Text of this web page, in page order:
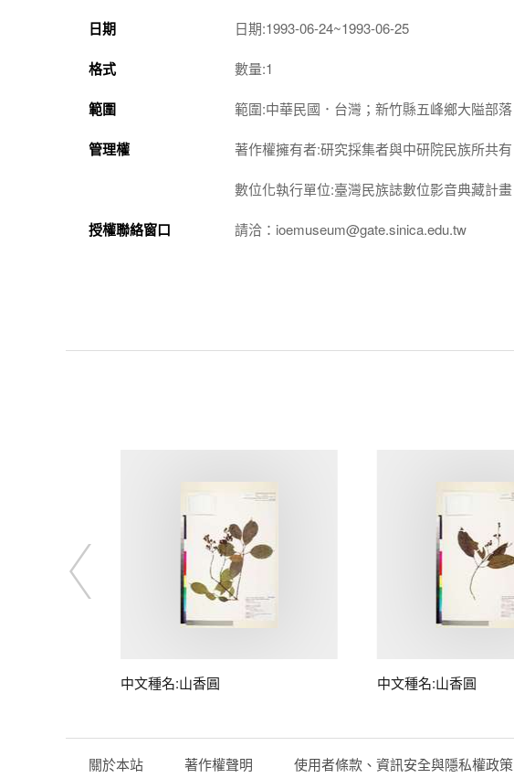
日期 日期:1993-06-24~1993-06-25
格式 數量:1
範圍 範圍:中華民國．台灣；新竹縣五峰鄉大隘部落
管理權 著作權擁有者:研究採集者與中研院民族所共有
數位化執行單位:臺灣民族誌數位影音典藏計畫
授權聯絡窗口 請洽：ioemuseum@gate.sinica.edu.tw
中文種名:山香圓 中文種名:山香圓
關於本站 著作權聲明 使用者條款、資訊安全與隱私權政策